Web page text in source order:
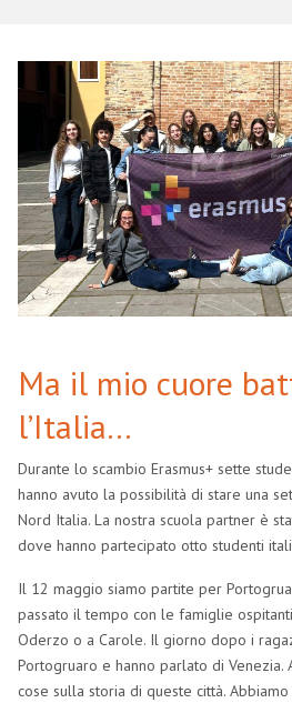
Ma il mio cuore
l’Italia…
Durante lo scambio Erasmus+ sette
hanno avuto la possibilità di stare una
Nord Italia. La nostra scuola partner è
dove hanno partecipato otto studenti
Il 12 maggio siamo partite per
passato il tempo con le famiglie
Oderzo o a Carole. Il giorno dopo i
Portogruaro e hanno parlato di Venezia.
cose sulla storia di queste città.